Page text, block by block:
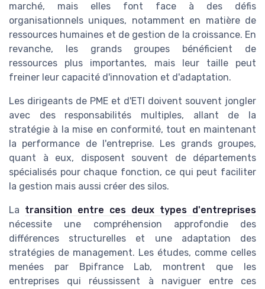
marché, mais elles font face à des défis
organisationnels uniques, notamment en matière de
ressources humaines et de gestion de la croissance. En
revanche, les grands groupes bénéficient de
ressources plus importantes, mais leur taille peut
freiner leur capacité d'innovation et d'adaptation.
Les dirigeants de PME et d'ETI doivent souvent jongler
avec des responsabilités multiples, allant de la
stratégie à la mise en conformité, tout en maintenant
la performance de l'entreprise. Les grands groupes,
quant à eux, disposent souvent de départements
spécialisés pour chaque fonction, ce qui peut faciliter
la gestion mais aussi créer des silos.
La transition entre ces deux types d'entreprises
nécessite une compréhension approfondie des
différences structurelles et une adaptation des
stratégies de management. Les études, comme celles
menées par Bpifrance Lab, montrent que les
entreprises qui réussissent à naviguer entre ces